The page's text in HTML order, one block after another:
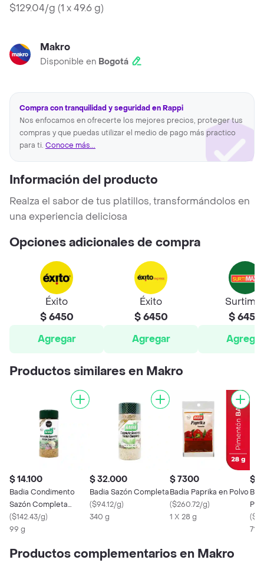
$129.04/g (1 x 49.6 g)
Makro
Disponible en Bogotá
Compra con tranquilidad y seguridad en Rappi
Nos enfocamos en ofrecerte los mejores precios, proteger tus
compras y que puedas utilizar el medio de pago más practico
para ti. Conoce más...
Información del producto
Realza el sabor de tus platillos, transformándolos en
una experiencia deliciosa
Opciones adicionales de compra
Éxito
$ 6450
Agregar
Éxito
$ 6450
Agregar
$ 6450
Agregar
Productos similares en Makro
$ 14.100
Badia Condimento
Sazón Completa
Original
($142.43/g)
99 g
$ 32.000
Badia Sazón Completa
($94.12/g)
340 g
$ 7300
Badia Paprika en Polvo
($260.72/g)
1 X 28 g
$
(
71 g
Productos complementarios en Makro